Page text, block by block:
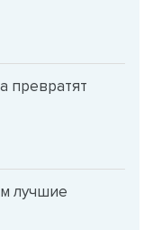
превратят
лучшие